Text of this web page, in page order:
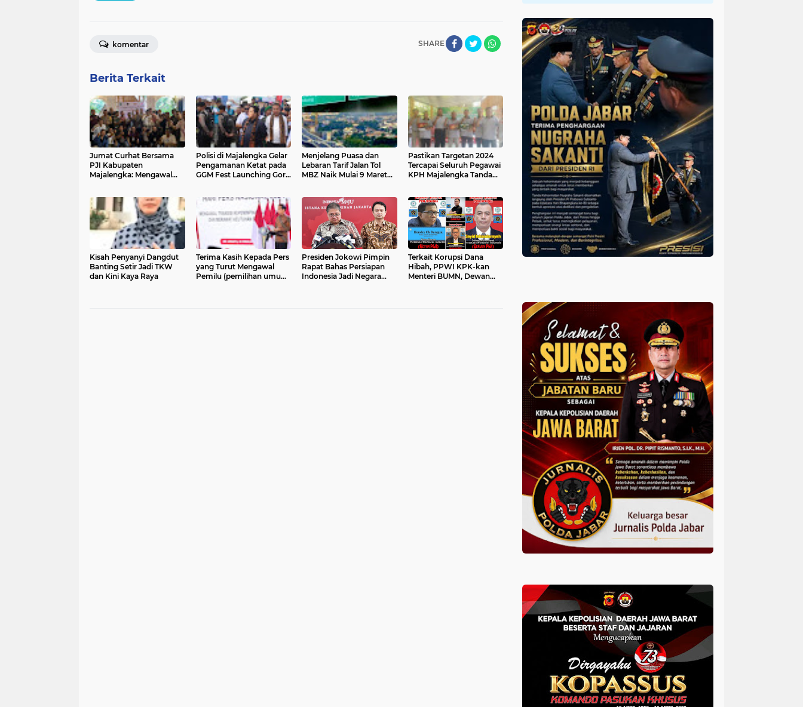
SHARE
komentar
Berita Terkait
Jumat Curhat Bersama
PJI Kabupaten
Majalengka: Mengawal
Keutuhan Bangsa
Polisi di Majalengka Gelar
Pengamanan Ketat pada
GGM Fest Launching Gor
Menjelang Puasa dan
Lebaran Tarif Jalan Tol
MBZ Naik Mulai 9 Maret
Pastikan Targetan 2024
Tercapai Seluruh Pegawai
KPH Majalengka Tanda
Kisah Penyanyi Dangdut
Banting Setir Jadi TKW
dan Kini Kaya Raya
Terima Kasih Kepada Pers
yang Turut Mengawal
Pemilu (pemilihan umum)
Presiden Jokowi Pimpin
Rapat Bahas Persiapan
Indonesia Jadi Negara
Terkait Korupsi Dana
Hibah, PPWI KPK-kan
Menteri BUMN, Dewan